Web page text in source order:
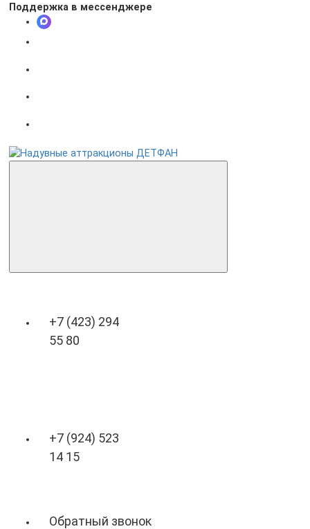
Поддержка в мессенджере
+7 (423) 294
55 80
+7 (924) 523
14 15
Обратный звонок